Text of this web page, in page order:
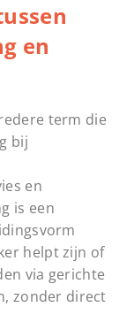
en
term die
bij
en
is een
helpt zijn of
via gerichte
zonder direct